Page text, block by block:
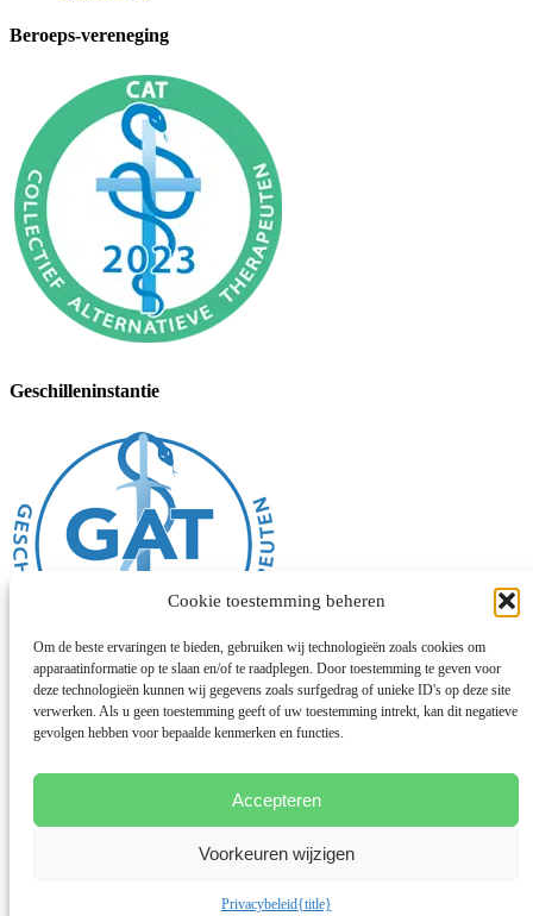
Cookie toestemming beheren
Om de beste ervaringen te bieden, gebruiken wij technologieën zoals cookies om
apparaatinformatie op te slaan en/of te raadplegen. Door toestemming te geven voor
deze technologieën kunnen wij gegevens zoals surfgedrag of unieke ID's op deze site
verwerken. Als u geen toestemming geeft of uw toestemming intrekt, kan dit negatieve
gevolgen hebben voor bepaalde kenmerken en functies.
Accepteren
Voorkeuren wijzigen
Privacybeleid{title}
Beroeps-vereneging
Geschilleninstantie
Algemene voorwaarden
Disclaimer
Cookies
© 2026 Deze website draait op het websitesysteem